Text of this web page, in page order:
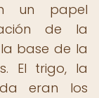
un papel
de la
base de la
El trigo, la
eran los